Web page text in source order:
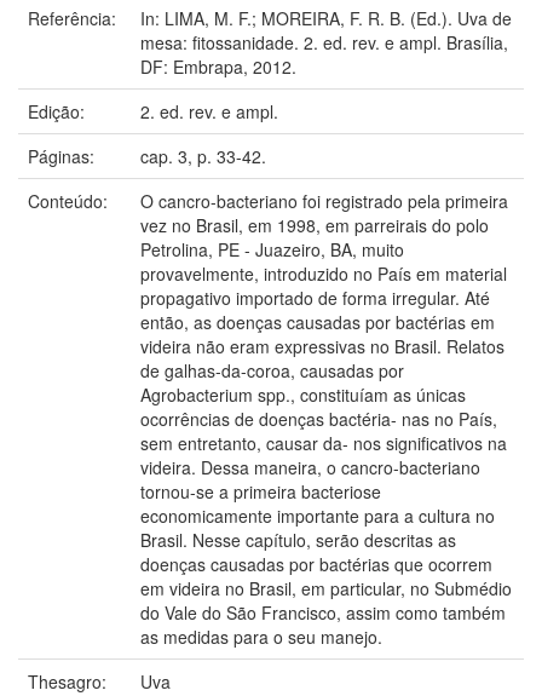
Referência:
In: LIMA, M. F.; MOREIRA, F. R. B. (Ed.). Uva de
mesa: fitossanidade. 2. ed. rev. e ampl. Brasília,
DF: Embrapa, 2012.
Edição:
2. ed. rev. e ampl.
Páginas:
cap. 3, p. 33-42.
Conteúdo:
O cancro-bacteriano foi registrado pela primeira
vez no Brasil, em 1998, em parreirais do polo
Petrolina, PE - Juazeiro, BA, muito
provavelmente, introduzido no País em material
propagativo importado de forma irregular. Até
então, as doenças causadas por bactérias em
videira não eram expressivas no Brasil. Relatos
de galhas-da-coroa, causadas por
Agrobacterium spp., constituíam as únicas
ocorrências de doenças bactéria- nas no País,
sem entretanto, causar da- nos significativos na
videira. Dessa maneira, o cancro-bacteriano
tornou-se a primeira bacteriose
economicamente importante para a cultura no
Brasil. Nesse capítulo, serão descritas as
doenças causadas por bactérias que ocorrem
em videira no Brasil, em particular, no Submédio
do Vale do São Francisco, assim como também
as medidas para o seu manejo.
Thesagro:
Uva